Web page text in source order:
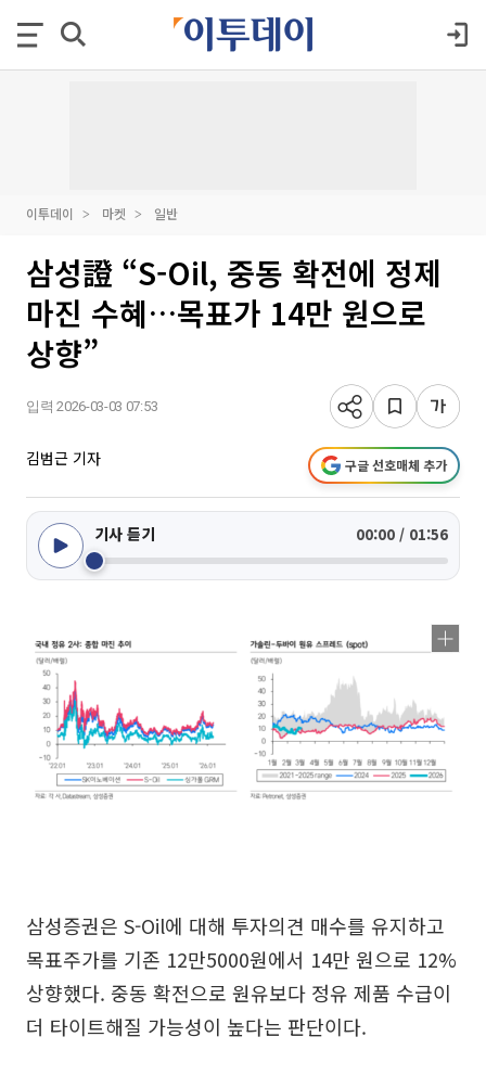
이투데이 마켓 일반
삼성證 “S-Oil, 중동 확전에 정제
마진 수혜…목표가 14만 원으로
상향”
입력 2026-03-03 07:53
김범근 기자 구글 선호매체 추가
기사 듣기 00:00 / 01:56
삼성증권은 S-Oil에 대해 투자의견 매수를 유지하고
목표주가를 기존 12만5000원에서 14만 원으로 12%
상향했다. 중동 확전으로 원유보다 정유 제품 수급이
더 타이트해질 가능성이 높다는 판단이다.